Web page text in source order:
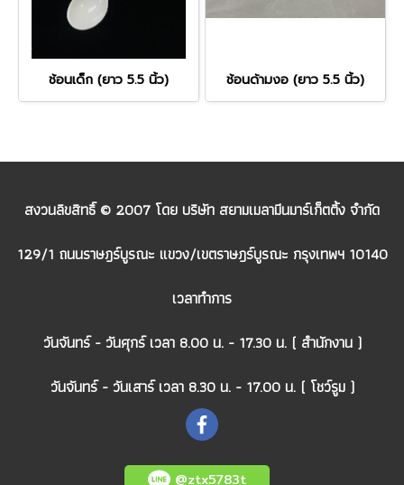
ช้อนเด็ก (ยาว 5.5 นิ้ว) ช้อนด้ามงอ (ยาว 5.5 นิ้ว)
สงวนลิขสิทธิ์ © 2007 โดย บริษัท สยามเมลามีนมาร์เก็ตติ้ง จำกัด
129/1 ถนนราษฎร์บูรณะ แขวง/เขตราษฎร์บูรณะ กรุงเทพฯ 10140
เวลาทำการ
วันจันทร์ - วันศุกร์ เวลา 8.00 น. - 17.30 น. ( สำนักงาน )
วันจันทร์ - วันเสาร์ เวลา 8.30 น. - 17.00 น. ( โชว์รูม )
@ztx5783t